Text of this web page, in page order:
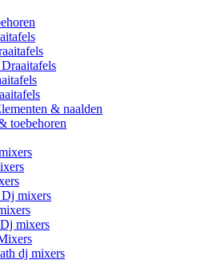
& naalden
toebehoren
mixers
mixers
dj mixers